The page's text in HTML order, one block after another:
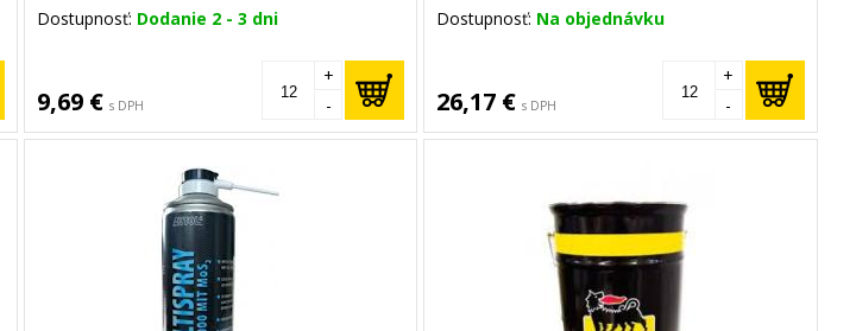
Dostupnosť: Dodanie 2 - 3 dni
9,69 € s DPH
+
-
Dostupnosť: Na objednávku
26,17 € s DPH
+
-